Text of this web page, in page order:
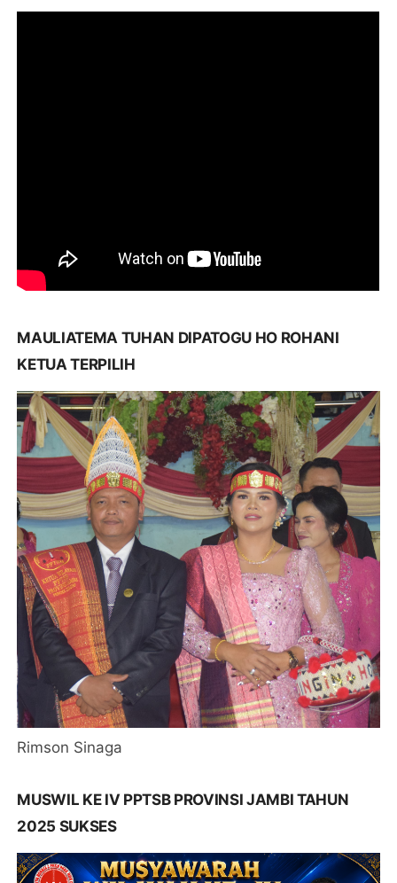
MAULIATEMA TUHAN DIPATOGU HO ROHANI
KETUA TERPILIH
Rimson Sinaga
MUSWIL KE IV PPTSB PROVINSI JAMBI TAHUN
2025 SUKSES